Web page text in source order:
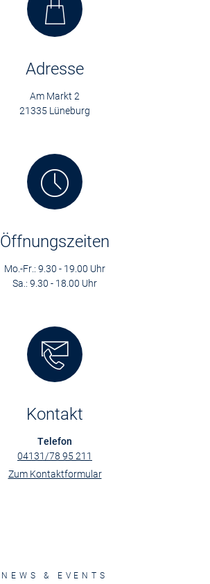
Adresse
Am Markt 2
21335 Lüneburg
Öffnungszeiten
Mo.-Fr.: 9.30 - 19.00 Uhr
Sa.: 9.30 - 18.00 Uhr
Kontakt
Telefon
04131/78 95 211
Zum Kontaktformular
NEWS & EVENTS